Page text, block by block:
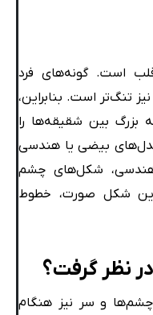
است. گونه‌های فرد
تنگ‌تر است. بنابراین،
بزرگ بین شقیقه‌ها را
بیضی یا هندسی
شکل‌های چشم
این شکل صورت، خطوط
نظر گرفت؟
چشم‌ها و سر نیز هنگام